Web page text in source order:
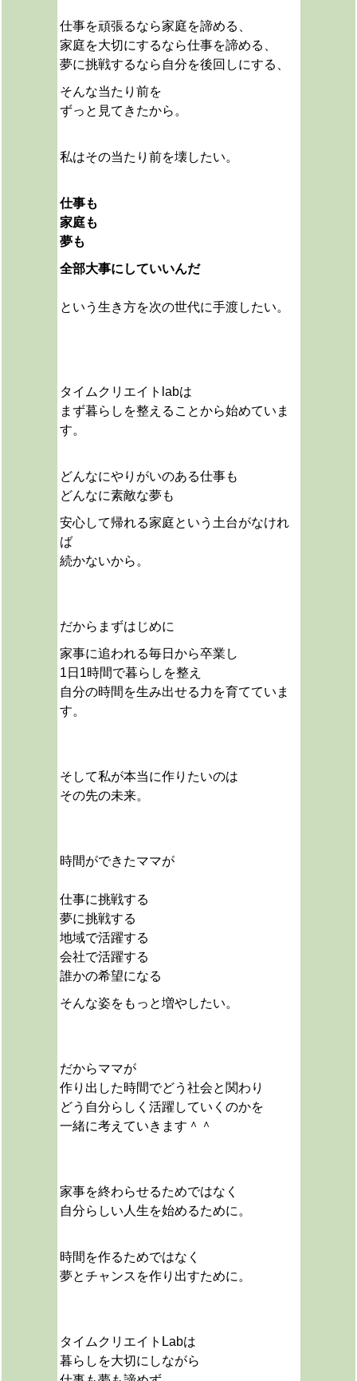
仕事を頑張るなら家庭を諦める、
家庭を大切にするなら仕事を諦める、
夢に挑戦するなら自分を後回しにする、
そんな当たり前を
ずっと見てきたから。
私はその当たり前を壊したい。
仕事も
家庭も
夢も
全部大事にしていいんだ
という生き方を次の世代に手渡したい。
タイムクリエイトlabは
まず暮らしを整えることから始めていま
す。
どんなにやりがいのある仕事も
どんなに素敵な夢も
安心して帰れる家庭という土台がなけれ
ば
続かないから。
だから まずはじめに
家事に追われる毎日から卒業し
1日1時間で暮らしを整え
自分の時間を生み出せる力を育てていま
す。
そして私が本当に作りたいのは
その先の未来。
時間ができたママが
仕事に挑戦する
夢に挑戦する
地域で活躍する
会社で活躍する
誰かの希望になる
そんな姿をもっと増やしたい。
だからママが
作り出した時間でどう社会と関わり
どう自分らしく活躍していくのかを
一緒に考えていきます＾＾
家事を終わらせるためではなく
自分らしい人生を始めるために。
時間を作るためではなく
夢とチャンスを作り出すために。
タイムクリエイトLabは
暮らしを大切にしながら